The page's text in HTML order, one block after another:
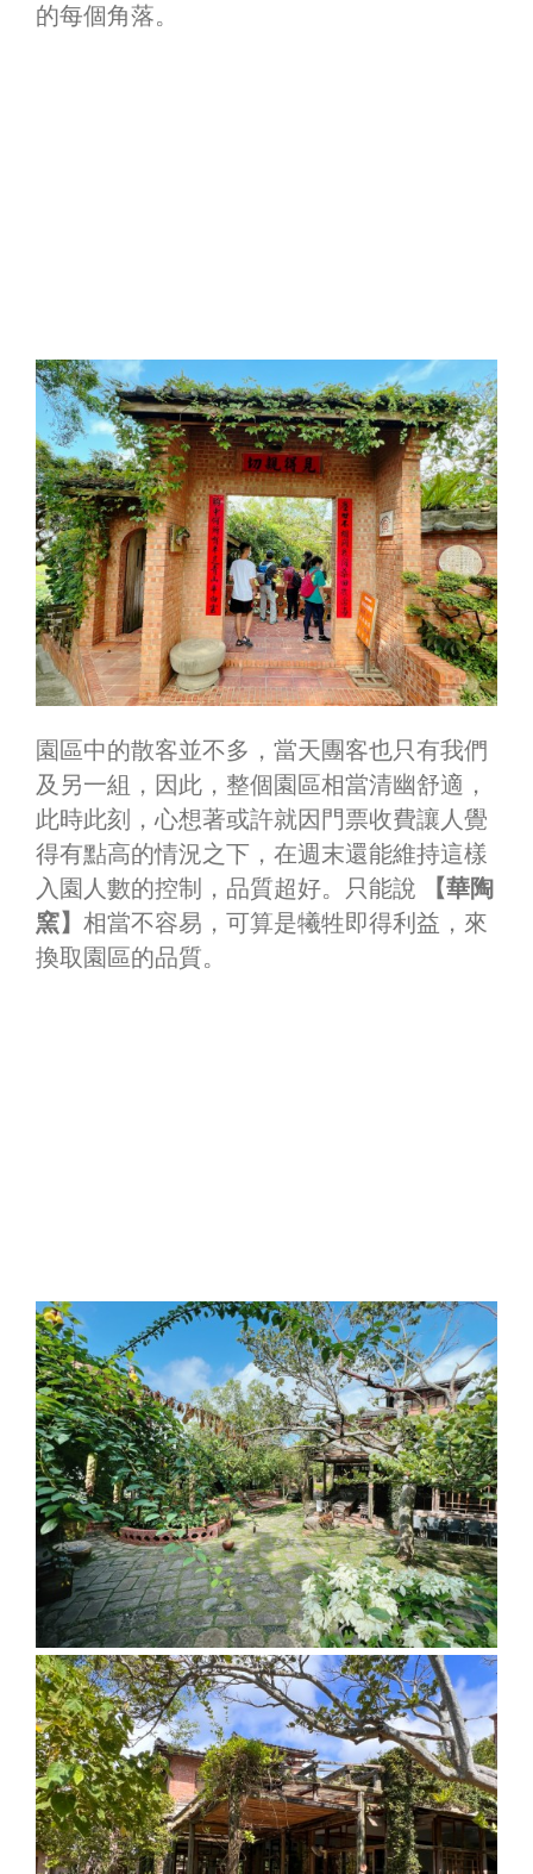
的每個角落。
園區中的散客並不多，當天團客也只有我們
及另一組，因此，整個園區相當清幽舒適，
此時此刻，心想著或許就因門票收費讓人覺
得有點高的情況之下，在週末還能維持這樣
入園人數的控制，品質超好。只能說
【華陶
窯】 相當不容易，可算是犧牲即得利益，來
換取園區的品質。